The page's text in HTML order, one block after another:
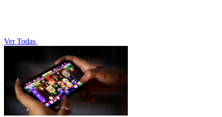
Ver Todas